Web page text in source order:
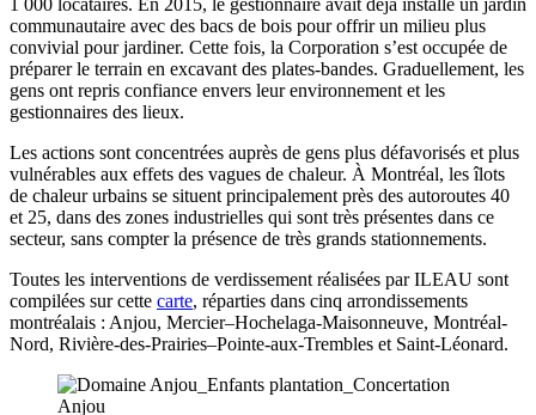
communautaire avec des bacs de bois pour offrir un milieu plus
convivial pour jardiner. Cette fois, la Corporation s’est occupée de
préparer le terrain en excavant des plates-bandes. Graduellement, les
gens ont repris confiance envers leur environnement et les
gestionnaires des lieux.
Les actions sont concentrées auprès de gens plus défavorisés et plus
vulnérables aux effets des vagues de chaleur. À Montréal, les îlots
de chaleur urbains se situent principalement près des autoroutes 40
et 25, dans des zones industrielles qui sont très présentes dans ce
secteur, sans compter la présence de très grands stationnements.
Toutes les interventions de verdissement réalisées par ILEAU sont
compilées sur cette carte, réparties dans cinq arrondissements
montréalais : Anjou, Mercier–Hochelaga-Maisonneuve, Montréal-
Nord, Rivière-des-Prairies–Pointe-aux-Trembles et Saint-Léonard.